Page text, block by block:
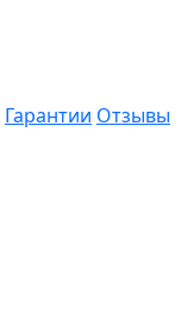
Гарантии Отзывы